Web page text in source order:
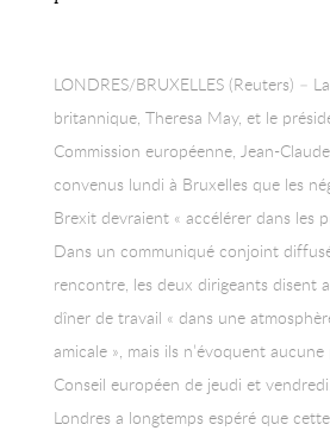
LONDRES/BRUXELLES (Reuters) –
britannique, Theresa May, et le
Commission européenne, Jean-
convenus lundi à Bruxelles que les
Brexit devraient « accélérer dans les
Dans un communiqué conjoint
rencontre, les deux dirigeants disent
dîner de travail « dans une
amicale », mais ils n’évoquent
Conseil européen de jeudi et vendredi.
Londres a longtemps espéré que